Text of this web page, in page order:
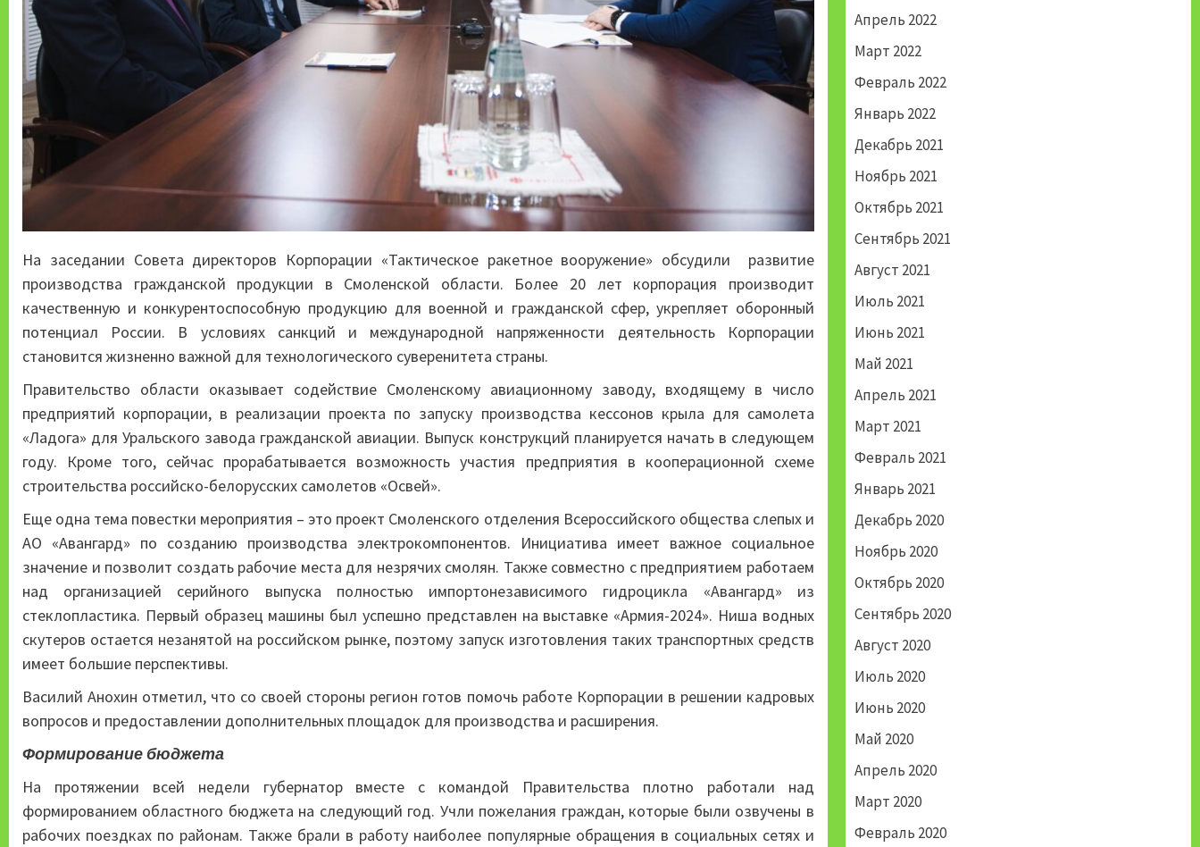
На заседании Совета директоров Корпорации «Тактическое ракетное вооружение» обсудили развитие
производства гражданской продукции в Смоленской области. Более 20 лет корпорация производит
качественную и конкурентоспособную продукцию для военной и гражданской сфер, укрепляет оборонный
потенциал России. В условиях санкций и международной напряженности деятельность Корпорации
становится жизненно важной для технологического суверенитета страны.
Правительство области оказывает содействие Смоленскому авиационному заводу, входящему в число
предприятий корпорации, в реализации проекта по запуску производства кессонов крыла для самолета
«Ладога» для Уральского завода гражданской авиации. Выпуск конструкций планируется начать в следующем
году. Кроме того, сейчас прорабатывается возможность участия предприятия в кооперационной схеме
строительства российско-белорусских самолетов «Освей».
Еще одна тема повестки мероприятия – это проект Смоленского отделения Всероссийского общества слепых и
АО «Авангард» по созданию производства электрокомпонентов. Инициатива имеет важное социальное
значение и позволит создать рабочие места для незрячих смолян. Также совместно с предприятием работаем
над организацией серийного выпуска полностью импортонезависимого гидроцикла «Авангард» из
стеклопластика. Первый образец машины был успешно представлен на выставке «Армия-2024». Ниша водных
скутеров остается незанятой на российском рынке, поэтому запуск изготовления таких транспортных средств
имеет большие перспективы.
Василий Анохин отметил, что со своей стороны регион готов помочь работе Корпорации в решении кадровых
вопросов и предоставлении дополнительных площадок для производства и расширения.
Формирование бюджета
На протяжении всей недели губернатор вместе с командой Правительства плотно работали над
формированием областного бюджета на следующий год. Учли пожелания граждан, которые были озвучены в
рабочих поездках по районам. Также брали в работу наиболее популярные обращения в социальных сетях и
Апрель 2022
Март 2022
Февраль 2022
Январь 2022
Декабрь 2021
Ноябрь 2021
Октябрь 2021
Сентябрь 2021
Август 2021
Июль 2021
Июнь 2021
Май 2021
Апрель 2021
Март 2021
Февраль 2021
Январь 2021
Декабрь 2020
Ноябрь 2020
Октябрь 2020
Сентябрь 2020
Август 2020
Июль 2020
Июнь 2020
Май 2020
Апрель 2020
Март 2020
Февраль 2020